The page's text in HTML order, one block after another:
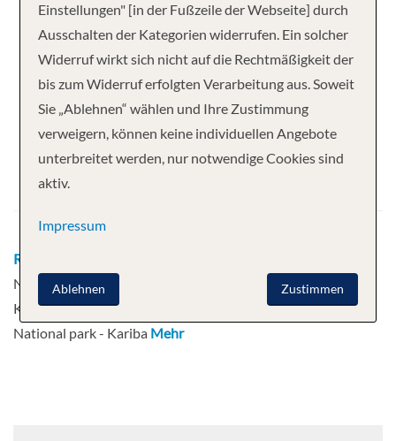
Ihre Kreuzfahrt
8 NächteAfrican Dream
Abfahrt
Route
National Park - Impalila Island - Kasane -
Kariba - Gache - Kariba - Matusadona
National park - Kariba Mehr
Einstellungen" [in der Fußzeile der Webseite] durch
Ausschalten der Kategorien widerrufen. Ein solcher
Widerruf wirkt sich nicht auf die Rechtmäßigkeit der
bis zum Widerruf erfolgten Verarbeitung aus. Soweit
Sie „Ablehnen“ wählen und Ihre Zustimmung
verweigern, können keine individuellen Angebote
unterbreitet werden, nur notwendige Cookies sind
aktiv.
Impressum
Zustimmen
Ablehnen